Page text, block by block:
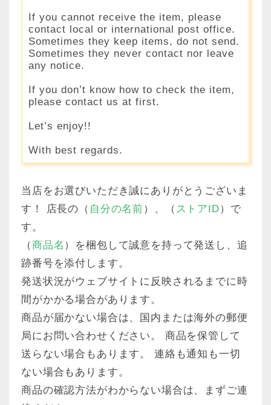
If you cannot receive the item, please
contact local or international post office.
Sometimes they keep items, do not send.
Sometimes they never contact nor leave
any notice.
If you don’t know how to check the item,
please contact us at first.
Let’s enjoy!!
With best regards.
当店をお選びいただき誠にありがとうございま
す！ 店長の（ 自分の名前）、（ ストアID）で
す。
（商品名 ）を梱包して誠意を持って発送し、追
跡番号を添付します。
発送状況がウェブサイトに反映されるまでに時
間がかかる場合があります。
商品が届かない場合は、国内または海外の郵便
局にお問い合わせください。 商品を保管して
送らない場合もあります。 連絡も通知も一切
ない場合もあります。
商品の確認方法がわからない場合は、まずご連